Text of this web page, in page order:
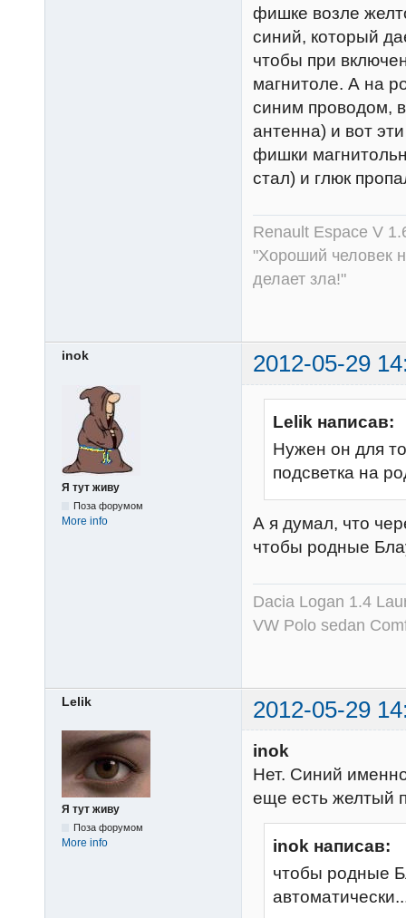
фишке возле
синий, который
чтобы при
магнитоле. А на
синим проводом,
антенна) и вот
фишки
стал) и глюк
Renault Espace V
"Хороший человек
делает зла!"
inok 2012-05-29
Я тут живу
Поза форумом
More info
Lelik написав:
Нужен он для
подсветка на
А я думал, что
чтобы родные
Dacia Logan 1.4
VW Polo sedan
Lelik 2012-05-29
Я тут живу
Поза форумом
More info
inok
Нет. Синий
еще есть желтый
inok написав:
чтобы родные